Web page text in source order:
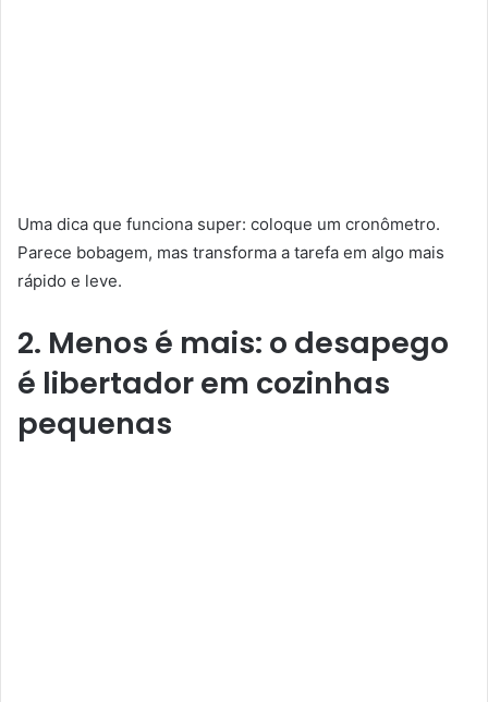
Uma dica que funciona super: coloque um cronômetro.
Parece bobagem, mas transforma a tarefa em algo mais
rápido e leve.
2. Menos é mais: o desapego
é libertadorem cozinhas
pequenas